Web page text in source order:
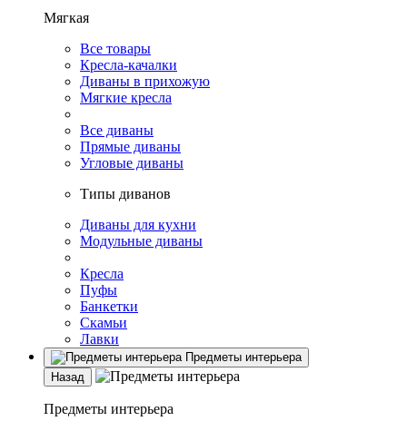
Мягкая
Все товары
Кресла-качалки
Диваны в прихожую
Мягкие кресла
Все диваны
Прямые диваны
Угловые диваны
Типы диванов
Диваны для кухни
Модульные диваны
Кресла
Пуфы
Банкетки
Скамьи
Лавки
Предметы интерьера
Назад
Предметы интерьера